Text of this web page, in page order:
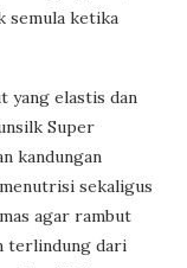
semula ketika
yang elastis dan
Super
kandungan
sekaligus
agar rambut
terlindung dari